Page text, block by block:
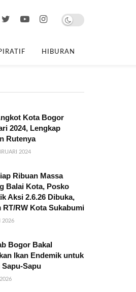
HIBURAN
Kota Bogor
2024, Lengkap
Rutenya
2024
Ribuan Massa
Balai Kota, Posko
Aksi 2.6.26 Dibuka,
RT/RW Kota Sukabumi
2026
Bogor Bakal
Ikan Endemik untuk
Sapu-Sapu